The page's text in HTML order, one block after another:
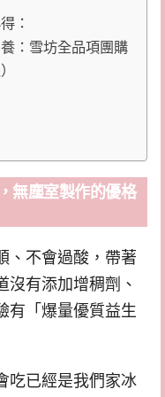
：
：雪坊全品項團購
無塵室製作的優格
、不會過酸，帶著
沒有添加增稠劑、
有「爆量優質益生
吃已經是我們家冰